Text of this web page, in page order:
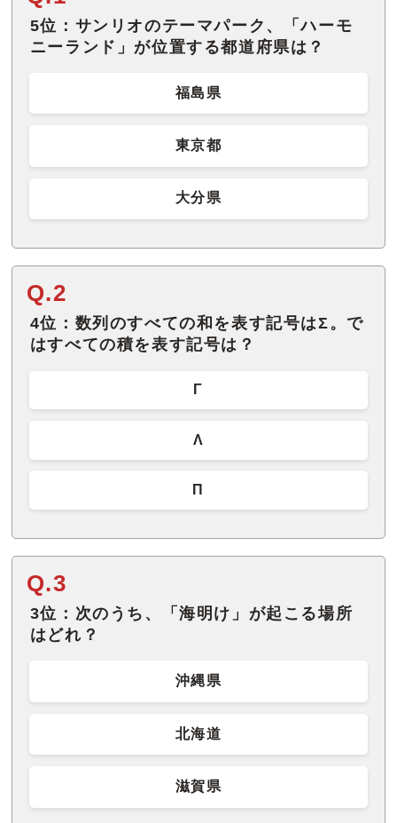
5位：サンリオのテーマパーク、「ハーモ
ニーランド」が位置する都道府県は？
福島県
東京都
大分県
Q.2
4位：数列のすべての和を表す記号はΣ。で
はすべての積を表す記号は？
Γ
Λ
Π
Q.3
3位：次のうち、「海明け」が起こる場所
はどれ？
沖縄県
北海道
滋賀県